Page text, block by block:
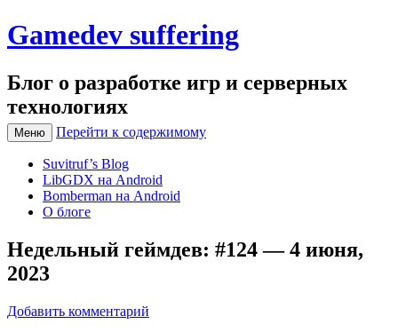
Gamedev suffering
Блог о разработке игр и серверных
технологиях
Меню Перейти к содержимому
Suvitruf’s Blog
LibGDX на Android
Bomberman на Android
О блоге
Недельный геймдев: #124 — 4 июня,
2023
Добавить комментарий